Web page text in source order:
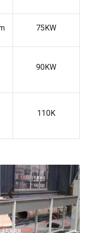
75KW
90KW
110K